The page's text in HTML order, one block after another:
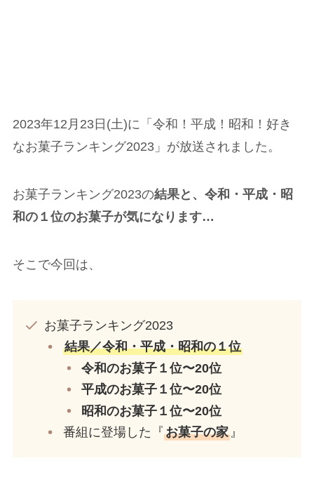
2023年12月23日(土)に「令和！平成！昭和！好き
なお菓子ランキング2023」が放送されました。
お菓子ランキング2023の結果と、令和・平成・昭
和の１位のお菓子が気になります…
そこで今回は、
お菓子ランキング2023
結果／令和・平成・昭和の１位
令和のお菓子１位〜20位
平成のお菓子１位〜20位
昭和のお菓子１位〜20位
番組に登場した『お菓子の家』